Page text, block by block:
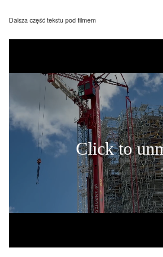
Dalsza część tekstu pod filmem